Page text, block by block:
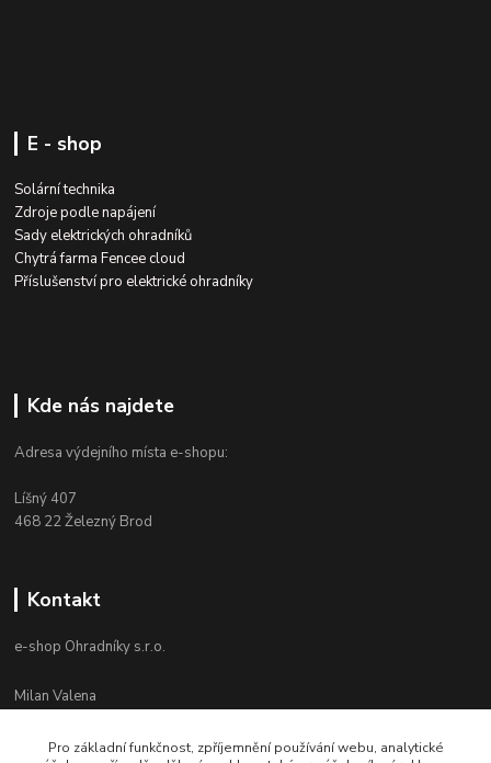
E - shop
Solární technika
Zdroje podle napájení
Sady elektrických ohradníků
Chytrá farma Fencee cloud
Příslušenství pro elektrické ohradníky
Kde nás najdete
Adresa výdejního místa e-shopu:
Líšný 407
468 22 Železný Brod
Kontakt
e-shop Ohradníky s.r.o.
Milan Valena
Po-Pá 8-16
Pro základní funkčnost, zpříjemnění používání webu, analytické